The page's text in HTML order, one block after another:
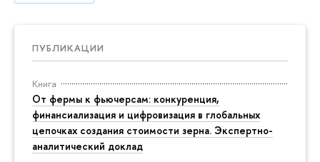
ПУБЛИКАЦИИ
Книга
От фермы к фьючерсам: конкуренция,
финансиализация и цифровизация в глобальных
цепочках создания стоимости зерна. Экспертно-
аналитический доклад